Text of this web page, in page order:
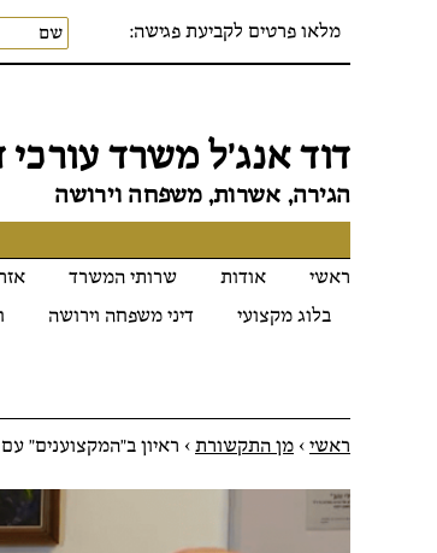
מלאו פרטים לקביעת פגישה:
דוד אנג׳ל משרד עורכי
הגירה, אשרות, משפחה וירושה
ראשי
אודות שרותי המשרד
בלוג מקצועי
דיני משפחה וירושה
ראשי > מן התקשורת > ראיון ב"המקצוענים"